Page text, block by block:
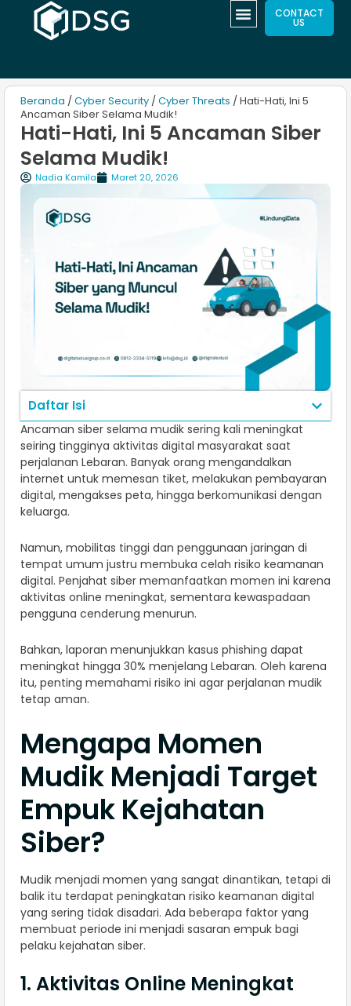
CONTACT
US
Beranda / Cyber Security / Cyber Threats / Hati-Hati, Ini 5
Ancaman Siber Selama Mudik!
Hati-Hati, Ini 5 Ancaman Siber
Selama Mudik!
Nadia Kamila Maret 20, 2026
Daftar Isi
Ancaman siber selama mudik sering kali meningkat
seiring tingginya aktivitas digital masyarakat saat
perjalanan Lebaran. Banyak orang mengandalkan
internet untuk memesan tiket, melakukan pembayaran
digital, mengakses peta, hingga berkomunikasi dengan
keluarga.
Namun, mobilitas tinggi dan penggunaan jaringan di
tempat umum justru membuka celah risiko keamanan
digital. Penjahat siber memanfaatkan momen ini karena
aktivitas online meningkat, sementara kewaspadaan
pengguna cenderung menurun.
Bahkan, laporan menunjukkan kasus phishing dapat
meningkat hingga 30% menjelang Lebaran. Oleh karena
itu, penting memahami risiko ini agar perjalanan mudik
tetap aman.
Mengapa Momen
Mudik Menjadi Target
Empuk Kejahatan
Siber?
Mudik menjadi momen yang sangat dinantikan, tetapi di
balik itu terdapat peningkatan risiko keamanan digital
yang sering tidak disadari. Ada beberapa faktor yang
membuat periode ini menjadi sasaran empuk bagi
pelaku kejahatan siber.
1. Aktivitas Online Meningkat